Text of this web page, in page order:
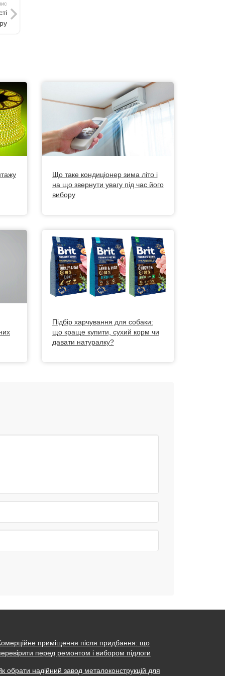
Що таке кондиціонер зима літо і
на що звернути увагу під час його
вибору
Підбір харчування для собаки:
що краще купити, сухий корм чи
давати натуралку?
приміщення після придбання: що
перед ремонтом і вибором підлоги
обрати надійний завод металоконструкцій для